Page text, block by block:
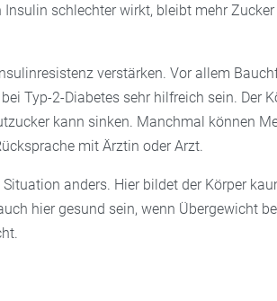
Insulin schlechter wirkt, bleibt mehr
verstärken. Vor allem
Typ-2-Diabetes sehr hilfreich sein. Der
kann sinken. Manchmal können
mit Ärztin oder Arzt.
anders. Hier bildet der Körper
hier gesund sein, wenn Übergewicht